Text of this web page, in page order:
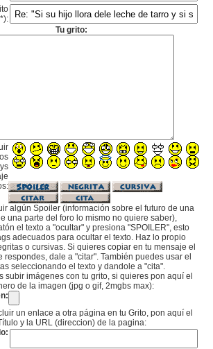
Tu grito:
algún Spoiler (información sobre el futuro de una
una parte del foro lo mismo no quiere saber),
el texto a "ocultar" y presiona "SPOILER", esto
adecuados para ocultar el texto. Haz lo propio
o cursivas. Si quieres copiar en tu mensaje el
respondes, dale a "citar". También puedes usar el
seleccionando el texto y dandole a "cita".
subir imágenes con tu grito, si quieres pon aquí el
de la imagen (jpg o gif, 2mgbs max):
un enlace a otra página en tu Grito, pon aquí el
y la URL (direccion) de la pagina: